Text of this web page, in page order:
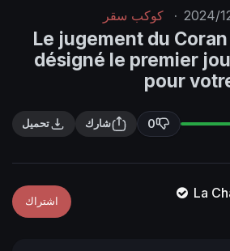
u
t
e
2024/
· كوكب سقر
Le jugement du
désigné le premier
pour
0 شارك تحميل
La اشتراك